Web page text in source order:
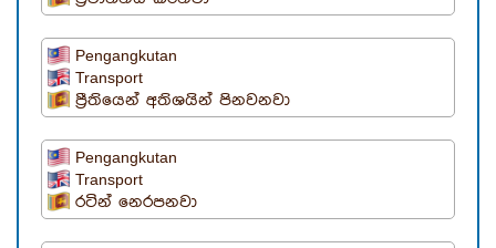
Pengangkutan
Transport
ප්‍රීතියෙන් අතිශයින් පිනවනවා
Pengangkutan
Transport
රටින් නෙරපනවා